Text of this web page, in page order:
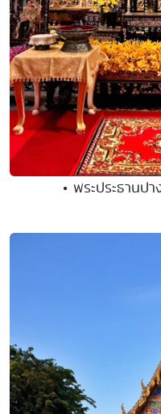
• พระประธานป